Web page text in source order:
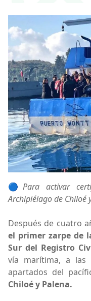
🔵Para activar
Archipiélago de Chiloé
Después de cuatro
el primer zarpe de
Sur del Registro
vía marítima, a las
apartados del
Chiloé y Palena.